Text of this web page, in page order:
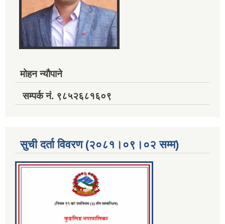
मोहन न्यौपाने
सम्पर्क नं. ९८५२६८१६०९
सुची दर्ता विवरण (२०८१।०९।०२ सम्म)